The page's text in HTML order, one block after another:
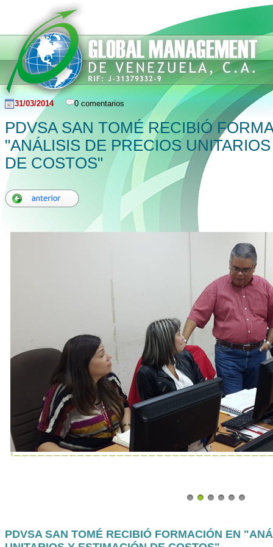
31/03/2014 0 comentarios
PDVSA SAN TOMÉ RECIBIÓ
"ANÁLISIS DE PRECIOS
DE COSTOS"
PDVSA SAN TOMÉ RECIBIÓ FORMACIÓN EN